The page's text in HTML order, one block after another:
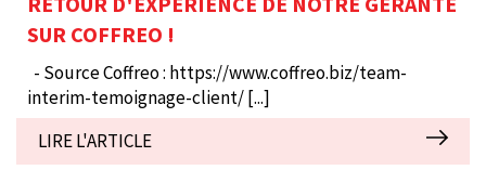
SUR COFFREO !
- Source Coffreo : https://www.coffreo.biz/team-
interim-temoignage-client/[...]
LIRE L'ARTICLE